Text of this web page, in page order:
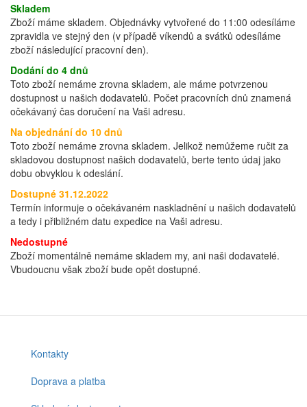
Skladem
Zboží máme skladem. Objednávky vytvořené do 11:00 odesíláme
zpravidla ve stejný den (v případě víkendů a svátků odesíláme
zboží následující pracovní den).
Dodání do 4 dnů
Toto zboží nemáme zrovna skladem, ale máme potvrzenou
dostupnost u našich dodavatelů. Počet pracovních dnů znamená
očekávaný čas doručení na Vaši adresu.
Na objednání do 10 dnů
Toto zboží nemáme zrovna skladem. Jelikož nemůžeme ručit za
skladovou dostupnost našich dodavatelů, berte tento údaj jako
dobu obvyklou k odeslání.
Dostupné 31.12.2022
Termín informuje o očekávaném naskladnění u našich dodavatelů
a tedy i přibližném datu expedice na Vaši adresu.
Nedostupné
Zboží momentálně nemáme skladem my, ani naši dodavatelé.
Vbudoucnu však zboží bude opět dostupné.
Footer
menu
Kontakty
Doprava a platba